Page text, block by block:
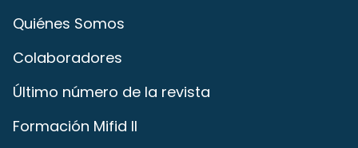
Quiénes Somos
Colaboradores
Último número de la revista
Formación Mifid II